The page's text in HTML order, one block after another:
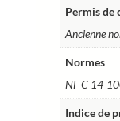
Permis de
Ancienne
Normes
NF C 14-
Indice de